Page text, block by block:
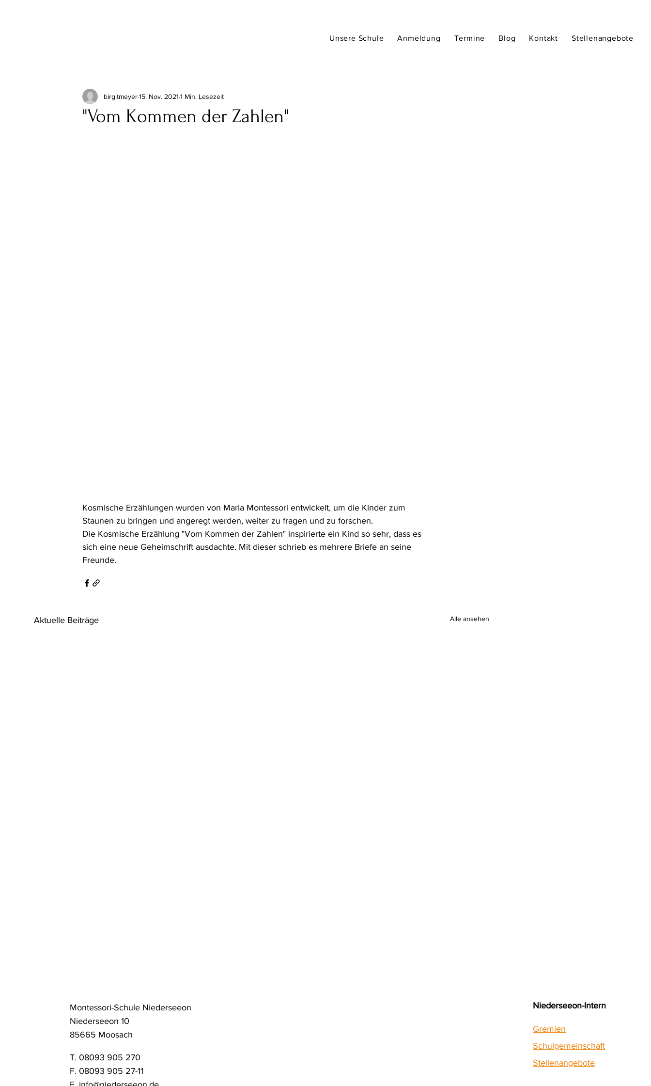
Unsere Schule Anmeldung Termine Blog Kontakt Stellenangebote
"Vom Kommen der Zahlen"
birgitmeyer15. Nov. 2021 1 Min. Lesezeit
Kosmische Erzählungen wurden von Maria Montessori entwickelt, um die Kinder zum
Staunen zu bringen und angeregt werden, weiter zu fragen und zu forschen.
Die Kosmische Erzählung "Vom Kommen der Zahlen" inspirierte ein Kind so sehr, dass es
sich eine neue Geheimschrift ausdachte. Mit dieser schrieb es mehrere Briefe an seine
Freunde.
Aktuelle Beiträge Alle ansehen
Montessori-Schule Niederseeon
Niederseeon 10
85665 Moosach
T. 08093 905 270
F. 08093 905 27-11
Niederseeon-Intern
Gremien
Schulgemeinschaft
Stellenangebote